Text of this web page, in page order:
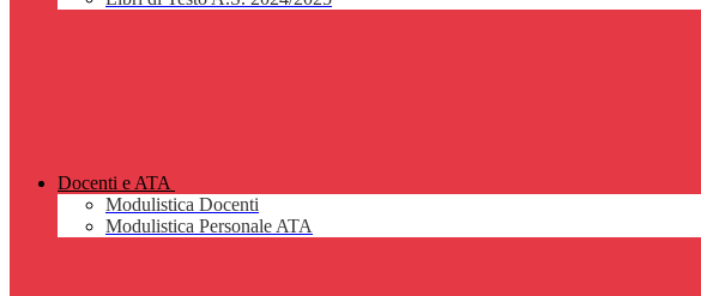
Docenti e ATA
Modulistica Docenti
Modulistica Personale ATA